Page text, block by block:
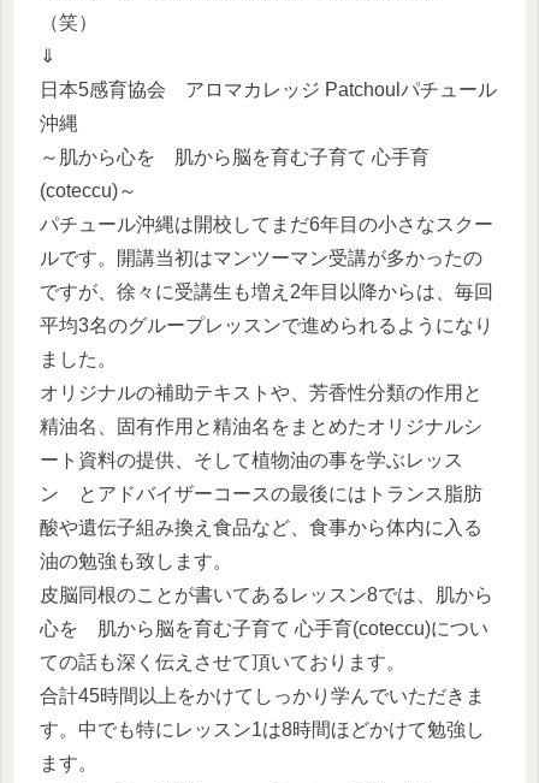
（笑）
⇓
日本5感育協会 アロマカレッジ Patchoulパチュール
沖縄
～肌から心を 肌から脳を育む子育て 心手育
(coteccu)～
パチュール沖縄は開校してまだ6年目の小さなスクー
ルです。開講当初はマンツーマン受講が多かったの
ですが、徐々に受講生も増え2年目以降からは、毎回
平均3名のグループレッスンで進められるようになり
ました。
オリジナルの補助テキストや、芳香性分類の作用と
精油名、固有作用と精油名をまとめたオリジナルシ
ート資料の提供、そして植物油の事を学ぶレッス
ン とアドバイザーコースの最後にはトランス脂肪
酸や遺伝子組み換え食品など、食事から体内に入る
油の勉強も致します。
皮脳同根のことが書いてあるレッスン8では、肌から
心を 肌から脳を育む子育て 心手育(coteccu)につい
ての話も深く伝えさせて頂いております。
合計45時間以上をかけてしっかり学んでいただきま
す。中でも特にレッスン1は8時間ほどかけて勉強し
ます。